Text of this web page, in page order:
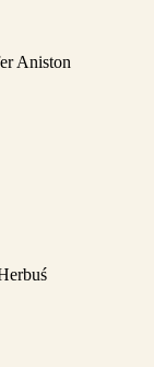
Aniston